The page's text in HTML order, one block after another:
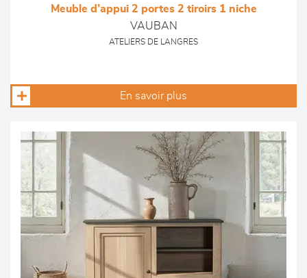
Meuble d’appui 2 portes 2 tiroirs 1 niche
VAUBAN
ATELIERS DE LANGRES
En savoir plus